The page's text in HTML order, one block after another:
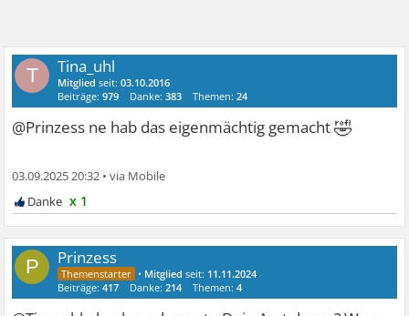
T Tina_uhl
Mitglied seit:03.10.2016
Beiträge:979 Danke:383 Themen:24
@Prinzess ne hab das eigenmächtig gemacht🤣
03.09.2025 20:32 •
x 1
P Prinzess
• Mitglied seit: 11.11.2024
Beiträge:417 Danke:214 Themen:4